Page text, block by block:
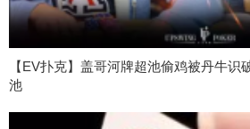
【EV扑克】盖哥河牌超池偷鸡被丹牛识
池